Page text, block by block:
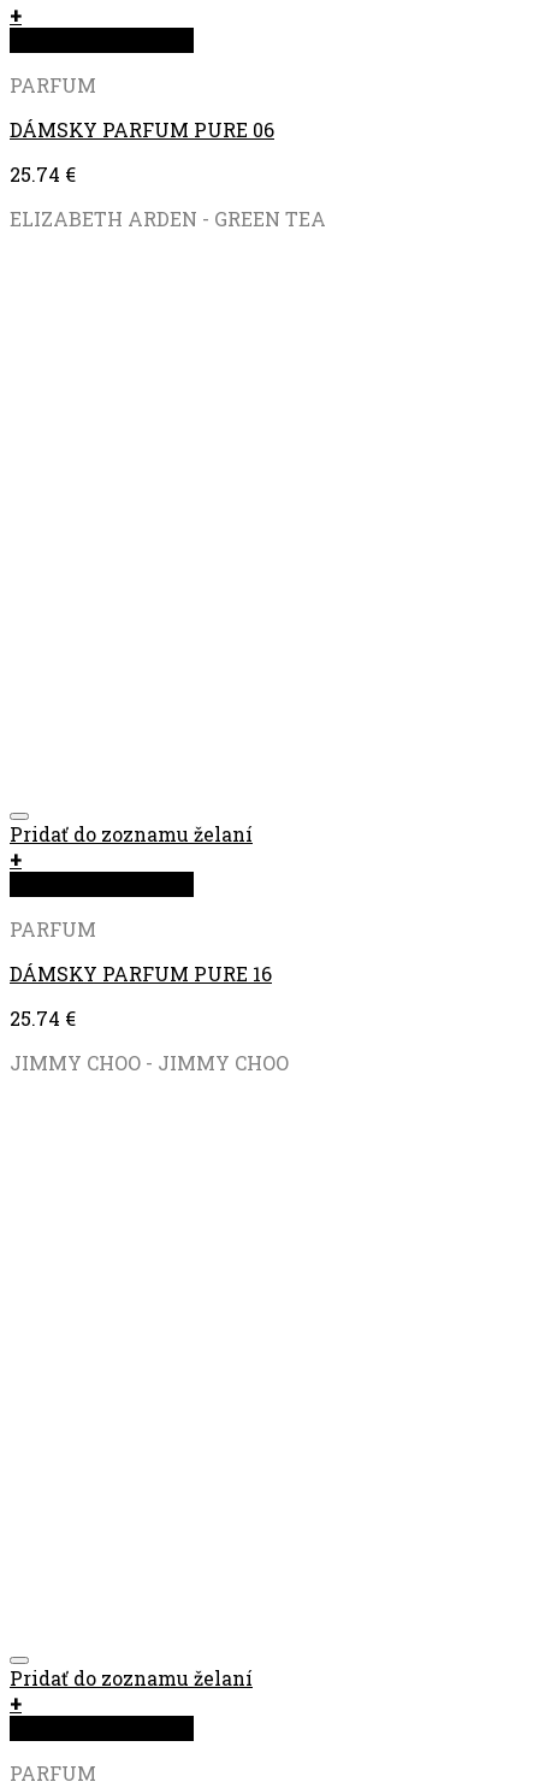
+
PARFUM
DÁMSKY PARFUM PURE 06
25.74 €
ELIZABETH ARDEN - GREEN TEA
Pridať do zoznamu želaní
+
PARFUM
DÁMSKY PARFUM PURE 16
25.74 €
JIMMY CHOO - JIMMY CHOO
Pridať do zoznamu želaní
+
PARFUM